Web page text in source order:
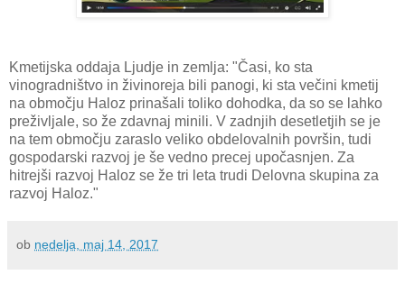
Kmetijska oddaja Ljudje in zemlja: "Časi, ko sta
vinogradništvo in živinoreja bili panogi, ki sta večini kmetij
na območju Haloz prinašali toliko dohodka, da so se lahko
preživljale, so že zdavnaj minili. V zadnjih desetletjih se je
na tem območju zaraslo veliko obdelovalnih površin, tudi
gospodarski razvoj je še vedno precej upočasnjen. Za
hitrejši razvoj Haloz se že tri leta trudi Delovna skupina za
razvoj Haloz."
ob nedelja, maj 14, 2017